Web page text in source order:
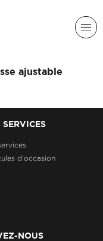
ajustable
SERVICES
d'occasion
NOUS